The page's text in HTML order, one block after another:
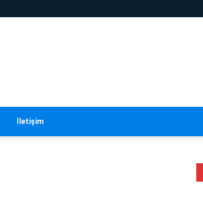
İletişim